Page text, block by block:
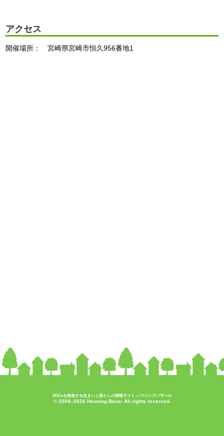
アクセス
開催場所： 宮崎県宮崎市恒久956番地1
SDGsを推進する住まいと暮らしの情報サイト ハウジングバザール
© 2009–2026 Housing Bazar All rights reserved.